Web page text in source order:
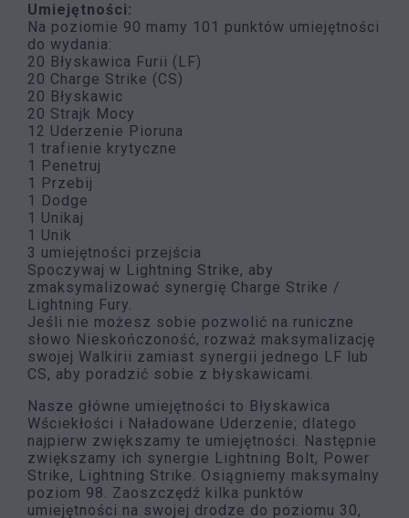
Umiejętności:
Na poziomie 90 mamy 101 punktów umiejętności
do wydania:
20 Błyskawica Furii (LF)
20 Charge Strike (CS)
20 Błyskawic
20 Strajk Mocy
12 Uderzenie Pioruna
1 trafienie krytyczne
1 Penetruj
1 Przebij
1 Dodge
1 Unikaj
1 Unik
3 umiejętności przejścia
Spoczywaj w Lightning Strike, aby
zmaksymalizować synergię Charge Strike /
Lightning Fury.
Jeśli nie możesz sobie pozwolić na runiczne
słowo Nieskończoność, rozważ maksymalizację
swojej Walkirii zamiast synergii jednego LF lub
CS, aby poradzić sobie z błyskawicami.
Nasze główne umiejętności to Błyskawica
Wściekłości i Naładowane Uderzenie; dlatego
najpierw zwiększamy te umiejętności. Następnie
zwiększamy ich synergie Lightning Bolt, Power
Strike, Lightning Strike. Osiągniemy maksymalny
poziom 98. Zaoszczędź kilka punktów
umiejętności na swojej drodze do poziomu 30,